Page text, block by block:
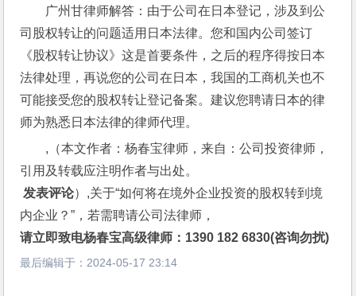
广州甘律师解答：由于公司在日本登记，涉及到公
司股权转让的问题适用日本法律。您和国内公司签订
《股权转让协议》这是首要条件，之后的程序得按日本
法律处理，再说您的公司在日本，我国的工商机关也不
可能接受您的股权转让登记备案。建议您聘请日本的律
师为熟悉日本法律的律师代理。
,（本文作者：杨春宝律师，来自：公司投资律师，
引用及转载应注明作者与出处。
发表评论）,关于“如何将在境外企业投资的股权转到境
内企业？”，若需聘请公司法律师，
请立即致电杨春宝高级律师：1390 182 6830(咨询勿扰)
最后编辑于： 2024-05-17 23:14